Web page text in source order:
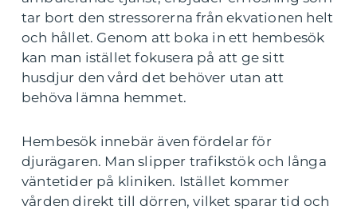
tar bort den stressorerna från ekvationen helt
och hållet. Genom att boka in ett hembesök
kan man istället fokusera på att ge sitt
husdjur den vård det behöver utan att
behöva lämna hemmet.
Hembesök innebär även fördelar för
djurägaren. Man slipper trafikstök och långa
väntetider på kliniken. Istället kommer
vården direkt till dörren, vilket sparar tid och